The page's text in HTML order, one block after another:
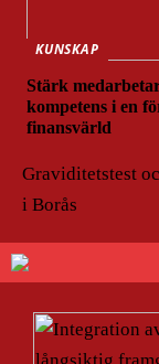
KUNSKAP
Stärk
kompetens i en
finansvärld
Graviditetstest
i Borås